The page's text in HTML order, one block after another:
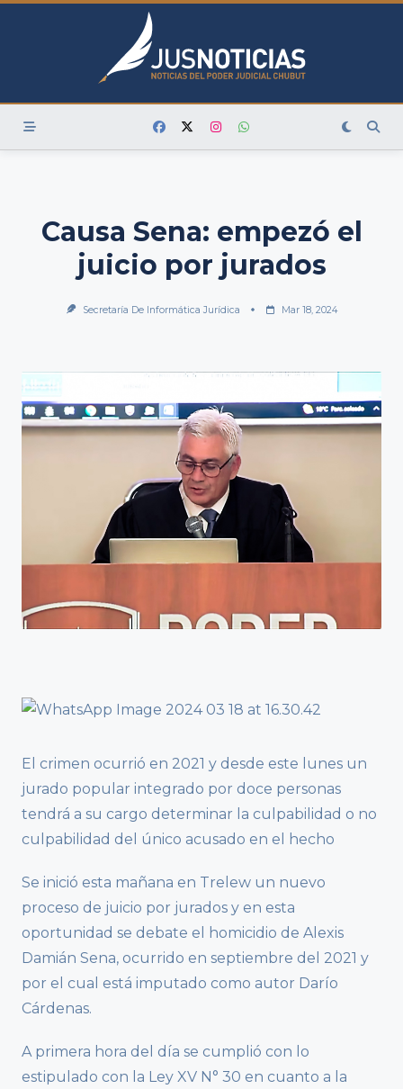
Skip
Causa Sena: empezó el
juicio por jurados
Secretaría De Informática Jurídica Mar 18, 2024
El crimen ocurrió en 2021 y desde este lunes un
jurado popular integrado por doce personas
tendrá a su cargo determinar la culpabilidad o no
culpabilidad del único acusado en el hecho
Se inició esta mañana en Trelew un nuevo
proceso de juicio por jurados y en esta
oportunidad se debate el homicidio de Alexis
Damián Sena, ocurrido en septiembre del 2021 y
por el cual está imputado como autor Darío
Cárdenas.
A primera hora del día se cumplió con lo
estipulado con la Ley XV N° 30 en cuanto a la